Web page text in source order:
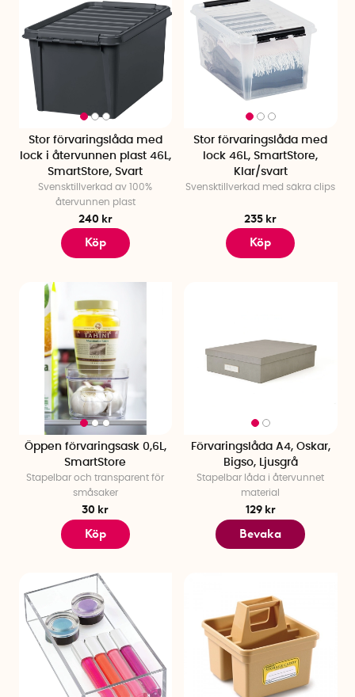
Stor förvaringslåda med
lock i återvunnen plast 46L,
SmartStore, Svart
Svensktillverkad av 100%
återvunnen plast
240 kr
Köp
Stor förvaringslåda med
lock 46L, SmartStore,
Klar/svart
Svensktillverkad med säkra clips
235 kr
Köp
Öppen förvaringsask 0,6L,
SmartStore
Stapelbar och transparent för
småsaker
30 kr
Köp
Förvaringslåda A4, Oskar,
Bigso, Ljusgrå
Stapelbar låda i återvunnet
material
129 kr
Bevaka